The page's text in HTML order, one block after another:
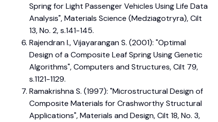
Spring for Light Passenger Vehicles Using Life Data
Analysis", Materials Science (Medziagotryra), Cilt
13, No. 2, s.141-145.
Rajendran I., Vijayarangan S. (2001): "Optimal
Design of a Composite Leaf Spring Using Genetic
Algorithms", Computers and Structures, Cilt 79,
s.1121-1129.
Ramakrishna S. (1997): "Microstructural Design of
Composite Materials for Crashworthy Structural
Applications", Materials and Design, Cilt 18, No. 3,